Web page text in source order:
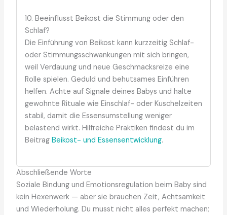
10. Beeinflusst Beikost die Stimmung oder den
Schlaf?
Die Einführung von Beikost kann kurzzeitig Schlaf-
oder Stimmungsschwankungen mit sich bringen,
weil Verdauung und neue Geschmacksreize eine
Rolle spielen. Geduld und behutsames Einführen
helfen. Achte auf Signale deines Babys und halte
gewohnte Rituale wie Einschlaf- oder Kuschelzeiten
stabil, damit die Essensumstellung weniger
belastend wirkt. Hilfreiche Praktiken findest du im
Beitrag Beikost- und Essensentwicklung.
Abschließende Worte
Soziale Bindung und Emotionsregulation beim Baby sind
kein Hexenwerk — aber sie brauchen Zeit, Achtsamkeit
und Wiederholung. Du musst nicht alles perfekt machen;